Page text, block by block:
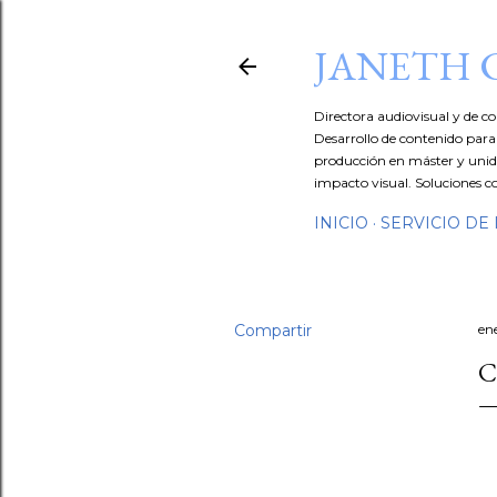
JANETH
Directora audiovisual y de
Desarrollo de contenido
producción en máster y
impacto visual. Soluciones
INICIO SERVICIO DE
Compartir